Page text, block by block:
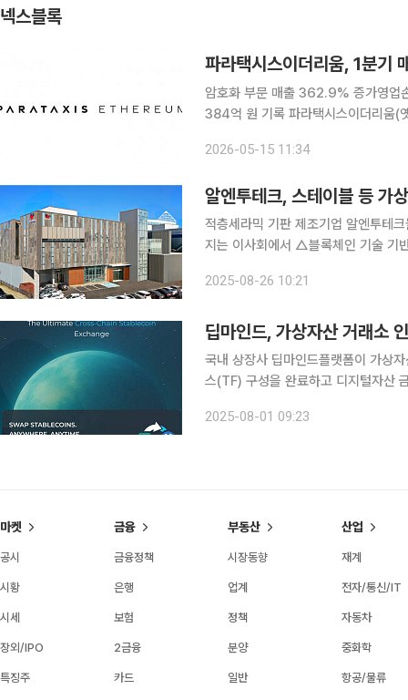
넥스블록
파라택시스이더리움, 1분
암호화 부문 매출 362.9% 증가영업
384억 원 기록 파라택시스이더리움(옛 신시웨이)이 올해 1분기 매출 26억9858만 원을 기록했다
웨어 부문이 견인했다. 소프트웨어 부
2026-05-15 11:34
알엔투테크, 스테이블 등 가
적층세라믹 기판 제조기업 알엔투테크놀로
지는 이사회에서 △블록체인 기술 기
밝혔다. 이와 함께 블록체인 전문
2025-08-26 10:21
딥마인드, 가상자산 거래소
국내 상장사 딥마인드플랫폼이 가상
스(TF) 구성을 완료하고 디지털자산 금융업 진출을 본격
밝혔다. SPC 구조는 법적·재무적 절
2025-08-01 09:23
마켓
공시
시황
시세
장외/IPO
특징주
금융
금융정책
은행
보험
2금융
카드
부동산
시장동향
업계
정책
분양
일반
산업
재계
전자/통신/IT
자동차
중화학
항공/물류